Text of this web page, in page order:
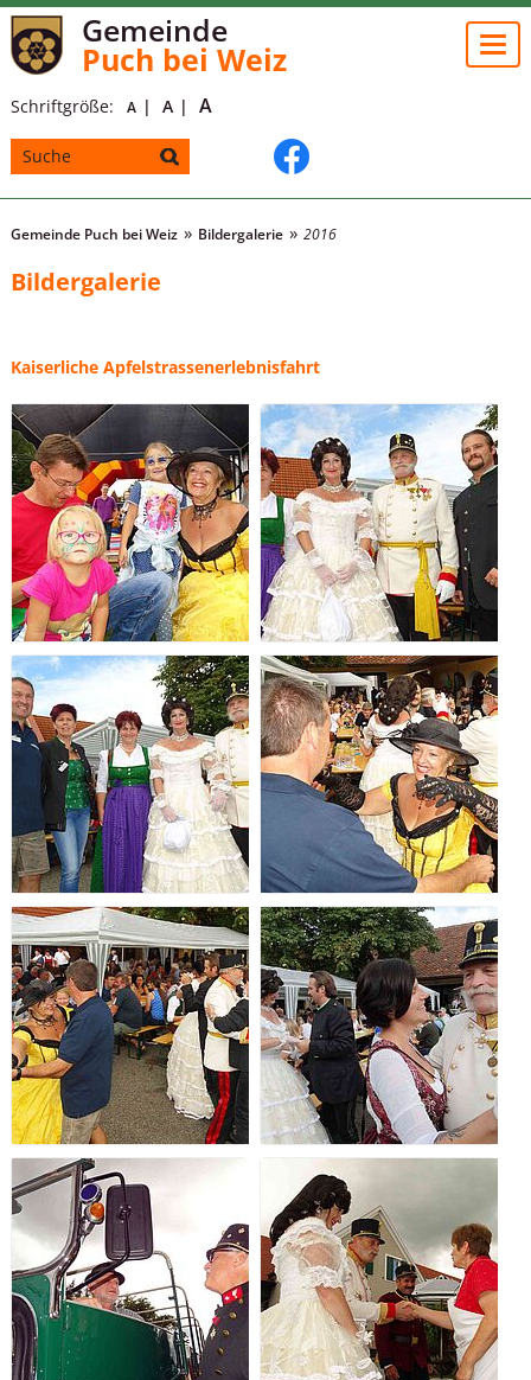
Gemeinde
Puch bei Weiz
Schriftgröße: A A A
Gemeinde Puch bei Weiz Bildergalerie 2016
Bildergalerie
Kaiserliche Apfelstrassenerlebnisfahrt